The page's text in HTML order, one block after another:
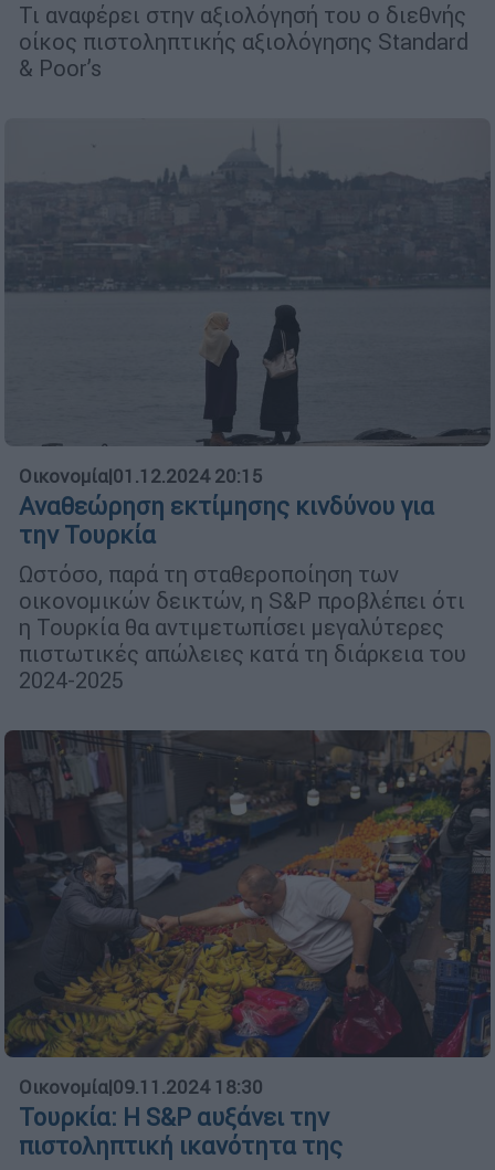
Τι αναφέρει στην αξιολόγησή του ο διεθνής
οίκος πιστοληπτικής αξιολόγησης Standard
& Poor’s
Οικονομία|01.12.2024 20:15
Αναθεώρηση εκτίμησης κινδύνου για
την Τουρκία
Ωστόσο, παρά τη σταθεροποίηση των
οικονομικών δεικτών, η S&P προβλέπει ότι
η Τουρκία θα αντιμετωπίσει μεγαλύτερες
πιστωτικές απώλειες κατά τη διάρκεια του
2024-2025
Οικονομία|09.11.2024 18:30
Τουρκία: Η S&P αυξάνει την
πιστοληπτική ικανότητα της